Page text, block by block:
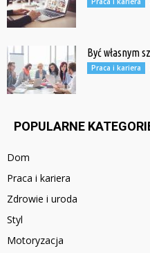
Być własnym
Praca i kariera
POPULARNE
Dom
Praca i kariera
Zdrowie i uroda
Styl
Motoryzacja